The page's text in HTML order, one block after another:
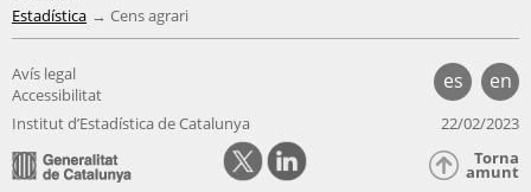
Estadística
Cens agrari
es en
Avís legal
Accessibilitat
Institut d’Estadística de Catalunya
22/02/2023
Torna
amunt